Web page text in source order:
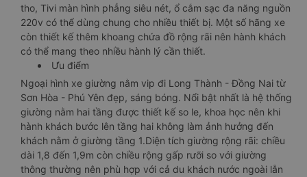
tho, Tivi màn hình phẳng siêu nét, ổ cắm sạc đa năng nguồn
220v có thể dùng chung cho nhiều thiết bị. Một số hãng xe
còn thiết kế thêm khoang chứa đồ rộng rãi nên hành khách
có thể mang theo nhiều hành lý cần thiết.
Ưu điểm
Ngoại hình xe giường nằm vip đi Long Thành - Đồng Nai từ
Sơn Hòa - Phú Yên đẹp, sáng bóng. Nổi bật nhất là hệ thống
giường nằm hai tầng được thiết kế so le, khoa học nên khi
hành khách bước lên tầng hai không làm ảnh hưởng đến
khách nằm ở giường tầng 1.Diện tích giường rộng rãi: chiều
dài 1,8 đến 1,9m còn chiều rộng gấp rưỡi so với giường
thông thường nên phù hợp với cả du khách nước ngoài lẫn